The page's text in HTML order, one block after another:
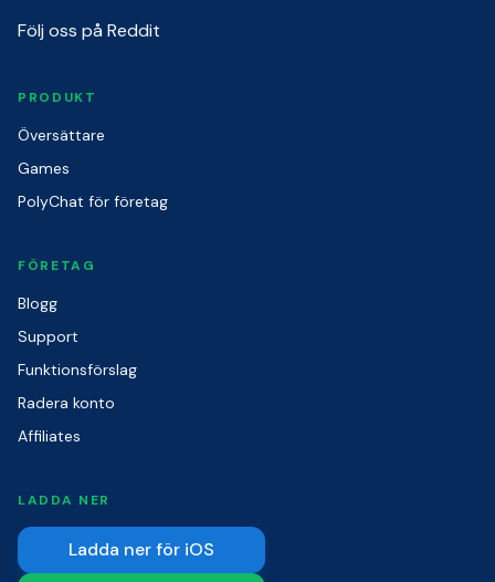
Följ oss på Reddit
PRODUKT
Översättare
Games
PolyChat för företag
FÖRETAG
Blogg
Support
Funktionsförslag
Radera konto
Affiliates
LADDA NER
Ladda ner för iOS